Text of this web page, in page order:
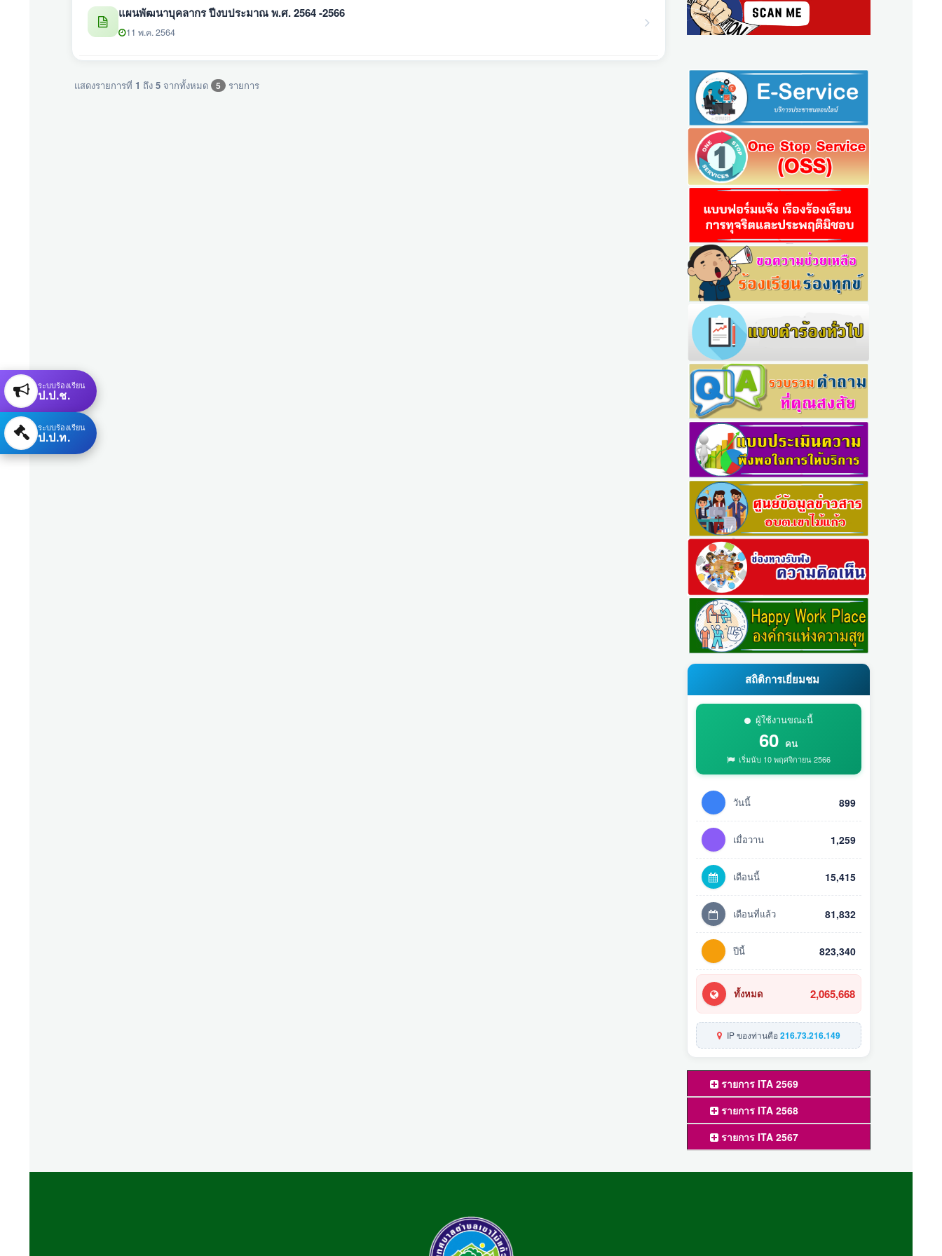
แผนพัฒนาบุคลากร ปีงบประมาณ พ.ศ. 2564 -2566
11 พ.ค. 2564
แสดงรายการที่ 1 ถึง 5 จากทั้งหมด 5 รายการ
สถิติการเยี่ยมชม
ผู้ใช้งานขณะนี้
60 คน
เริ่มนับ 10 พฤศจิกายน 2566
วันนี้ 899
เมื่อวาน 1,259
เดือนนี้ 15,415
เดือนที่แล้ว 81,832
ปีนี้ 823,340
ทั้งหมด 2,065,668
IP ของท่านคือ216.73.216.149
รายการ ITA 2569
รายการ ITA 2568
รายการ ITA 2567
ระบบร้องเรียน
ป.ป.ช.
ระบบร้องเรียน
ป.ป.ท.